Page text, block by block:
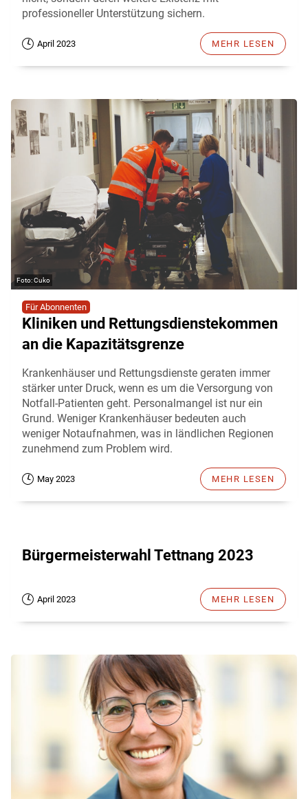
professioneller Unterstützung sichern.
April 2023 MEHR LESEN
Cuko
Für Abonnenten
Kliniken und Rettungsdienstekommen
an die Kapazitätsgrenze
Krankenhäuser und Rettungsdienste geraten immer
stärker unter Druck, wenn es um die Versorgung von
Notfall-Patienten geht. Personalmangel ist nur ein
Grund. Weniger Krankenhäuser bedeuten auch
weniger Notaufnahmen, was in ländlichen Regionen
zunehmend zum Problem wird.
May 2023 MEHR LESEN
Bürgermeisterwahl Tettnang 2023
April 2023 MEHR LESEN